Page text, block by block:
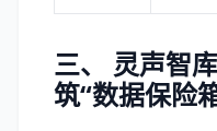
三、 灵声智
筑“数据保险